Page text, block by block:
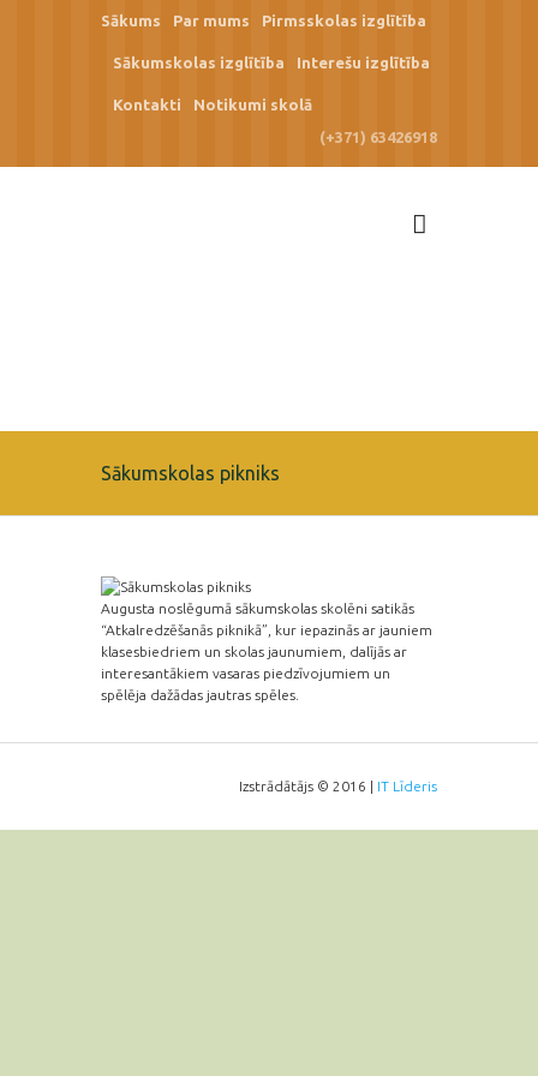
Sākums Par mums Pirmsskolas izglītība
Sākumskolas izglītība Interešu izglītība
Kontakti
Notikumi skolā
(+371) 63426918
Sākumskolas pikniks
Augusta noslēgumā sākumskolas skolēni satikās
“Atkalredzēšanās piknikā”, kur iepazinās ar jauniem
klasesbiedriem un skolas jaunumiem, dalījās ar
interesantākiem vasaras piedzīvojumiem un
spēlēja dažādas jautras spēles.
Izstrādātājs © 2016 | IT Līderis